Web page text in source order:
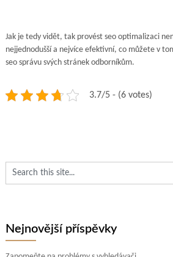
Jak je tedy vidět, tak provést seo optimalizaci
nejjednodušší a nejvíce efektivní, co můžete v
seo správu svých stránek odborníkům.
3.7/5 - (6 votes)
Nejnovější příspěvky